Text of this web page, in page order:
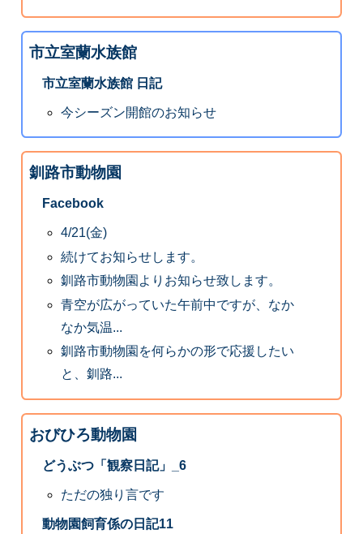
市立室蘭水族館
市立室蘭水族館 日記
今シーズン開館のお知らせ
釧路市動物園
Facebook
4/21(金)
続けてお知らせします。
釧路市動物園よりお知らせ致します。
青空が広がっていた午前中ですが、なか
なか気温...
釧路市動物園を何らかの形で応援したい
と、釧路...
おびひろ動物園
どうぶつ「観察日記」_6
ただの独り言です
動物園飼育係の日記11